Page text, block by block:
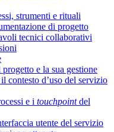
strumenti e rituali
di progetto
tecnici collaborativi
e la sua gestione
contesto d’uso del servizio
e i touchpointdel
utente del servizio